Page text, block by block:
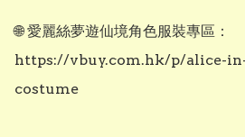
🌐 愛麗絲夢遊仙境角色服裝專區：
https://vbuy.com.hk/p/alice-
costume